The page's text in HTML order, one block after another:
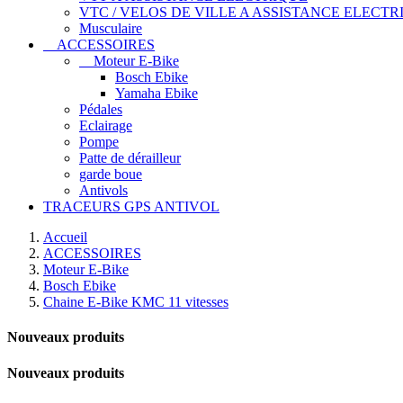
VTC / VELOS DE VILLE A ASSISTANCE
Musculaire
ACCESSOIRES
Moteur E-Bike
Bosch Ebike
Yamaha Ebike
Pédales
Eclairage
Pompe
Patte de dérailleur
garde boue
Antivols
TRACEURS GPS ANTIVOL
Accueil
ACCESSOIRES
Moteur E-Bike
Bosch Ebike
Chaine E-Bike KMC 11 vitesses
Nouveaux produits
Nouveaux produits